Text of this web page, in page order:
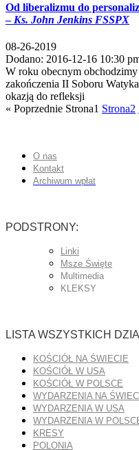
Od liberalizmu do
– Ks. John Jenkins FSSPX
08-26-2019
Dodano: 2016-12-16 10:30
W roku obecnym
zakończenia II Soboru
okazją do refleksji
« Poprzednie Strona1 Strona2
O nas
Kontakt
Archiwum wpłat
PODSTRONY:
Linki
Msze Święte
Multimedia
KLEKSY
LISTA WSZYSTKICH
KOŚCIÓŁ NA ŚWIECIE
KOŚCIÓŁ W USA
KOŚCIÓŁ W POLSCE
WYDARZENIA NA
WYDARZENIA W USA
WYDARZENIA W
KRESY
POLONIA